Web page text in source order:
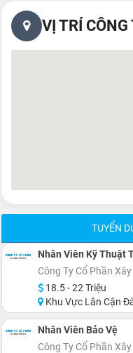
VỊ TRÍ CÔNG
TUYỂN
Nhân Viên Kỹ Thuật
Công Ty Cổ Phần
18.5 - 22 Triệu
Khu Vực Lân Cận
Nhân Viên Bảo Vệ
Công Ty Cổ Phần